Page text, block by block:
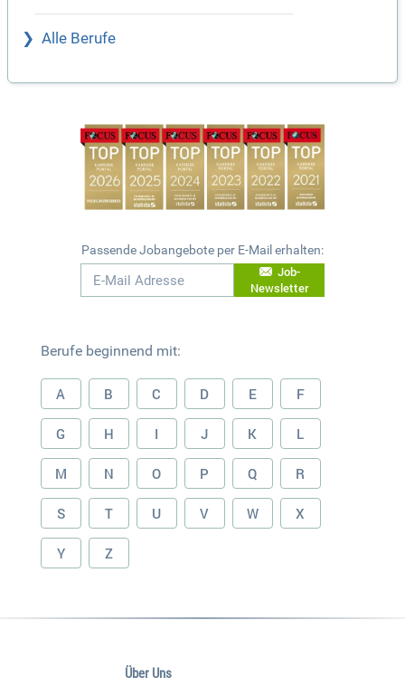
Alle Berufe
Passende Jobangebote per E-Mail erhalten:
Job-
Newsletter
Berufe beginnend mit:
A B C D E F
G H I J K L
M N O P Q R
S T U V W X
Y Z
Über Uns